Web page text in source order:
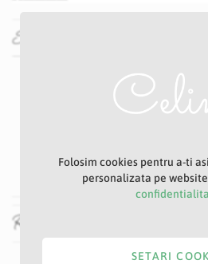
Specificatii
20 cm
Recenzii
Folosim cookies pentru a-ti
personalizata pe
SETARI